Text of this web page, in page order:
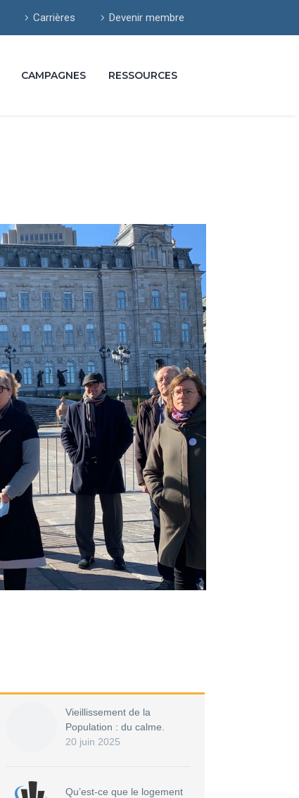
Carrières Devenir membre
CAMPAGNES RESSOURCES
Vieillissement de la
Population : du calme.
20 juin 2025
Qu’est-ce que le logement